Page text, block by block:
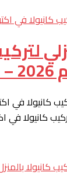
كانيولا في
كانيولا في